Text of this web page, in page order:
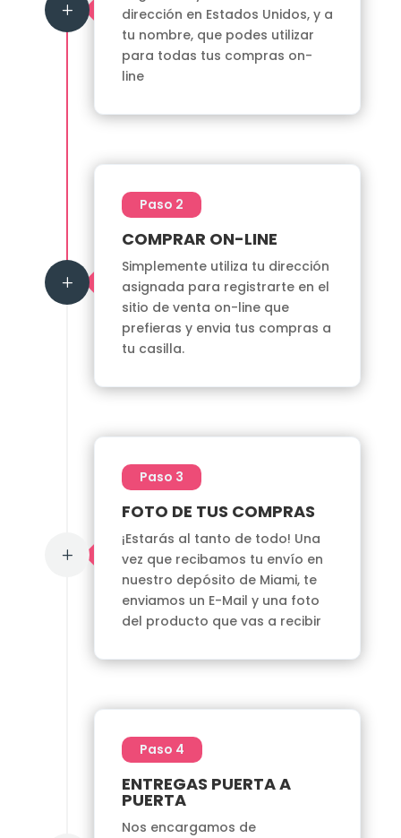
L
dirección en Estados Unidos, y a
tu nombre, que podes utilizar
para todas tus compras on-
line
L
Paso 2
COMPRAR ON-LINE
Simplemente utiliza tu dirección
asignada para registrarte en el
sitio de venta on-line que
prefieras y envia tus compras a
tu casilla.
L
Paso 3
FOTO DE TUS COMPRAS
¡Estarás al tanto de todo! Una
vez que recibamos tu envío en
nuestro depósito de Miami, te
enviamos un E-Mail y una foto
del producto que vas a recibir
Paso 4
ENTREGAS PUERTA A
PUERTA
Nos encargamos de